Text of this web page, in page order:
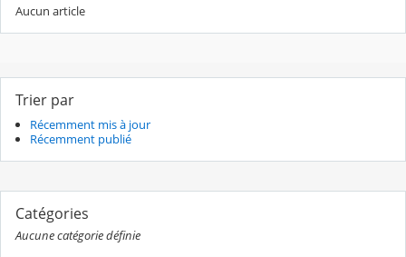
Aucun article
Trier par
Récemment mis à jour
Récemment publié
Catégories
Aucune catégorie définie